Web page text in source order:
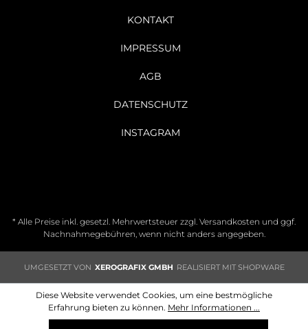
KONTAKT
IMPRESSUM
AGB
DATENSCHUTZ
INSTAGRAM
* Alle Preise inkl. gesetzl. Mehrwertsteuer zzgl. Versandkosten und ggf.
Nachnahmegebühren, wenn nicht anders angegeben.
UMGESETZT VON XEROGRAFIX GMBH REALISIERT MIT SHOPWARE
Diese Website verwendet Cookies, um eine bestmögliche
Erfahrung bieten zu können. Mehr Informationen ...